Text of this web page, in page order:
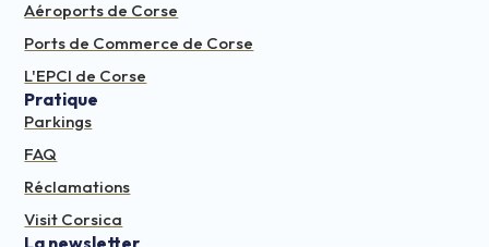
Aéroports de Corse
Ports de Commerce de Corse
L'EPCI de Corse
Pratique
Parkings
FAQ
Réclamations
Visit Corsica
La newsletter